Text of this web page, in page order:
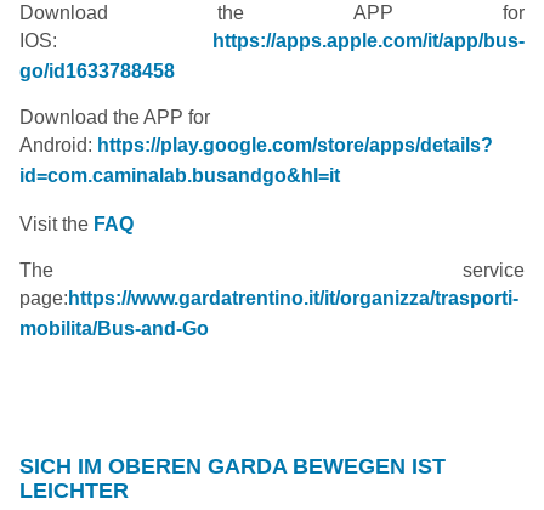
Download the APP for
IOS:
https://apps.apple.com/it/app/bus-
go/id1633788458
Download the APP for
Android: https://play.google.com/store/apps/details?
id=com.caminalab.busandgo&hl=it
Visit the FAQ
The service
page: https://www.gardatrentino.it/it/organizza/trasporti-
mobilita/Bus-and-Go
SICH IM OBEREN GARDA BEWEGEN IST
LEICHTER